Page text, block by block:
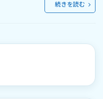
続きを読む